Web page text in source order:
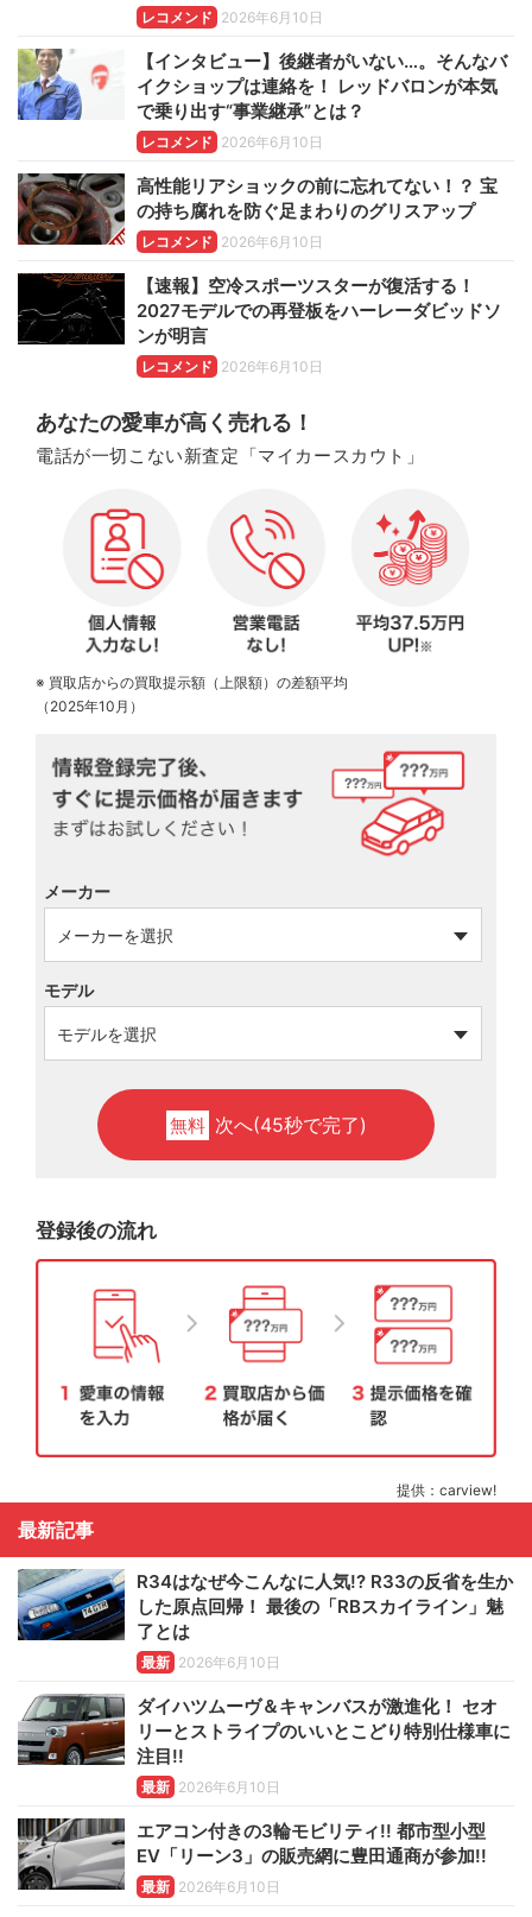
レコメンド 2026年6月10日
【インタビュー】後継者がいない…。そんなバ
イクショップは連絡を！ レッドバロンが本気
で乗り出す“事業継承”とは？
レコメンド 2026年6月10日
高性能リアショックの前に忘れてない！？ 宝
の持ち腐れを防ぐ足まわりのグリスアップ
レコメンド 2026年6月10日
【速報】空冷スポーツスターが復活する！
2027モデルでの再登板をハーレーダビッドソ
ンが明言
レコメンド 2026年6月10日
あなたの愛車が高く売れる！
電話が一切こない新査定「マイカースカウト」
※ 買取店からの買取提示額（上限額）の差額平均
（2025年10月）
メーカー
モデル
無料 次へ(45秒で完了)
登録後の流れ
提供：carview!
最新記事
R34はなぜ今こんなに人気!? R33の反省を生か
した原点回帰！ 最後の「RBスカイライン」魅
了とは
最新 2026年6月10日
ダイハツムーヴ＆キャンバスが激進化！ セオ
リーとストライプのいいとこどり特別仕様車に
注目!!
最新 2026年6月10日
エアコン付きの3輪モビリティ!! 都市型小型
EV「リーン3」の販売網に豊田通商が参加!!
最新 2026年6月10日